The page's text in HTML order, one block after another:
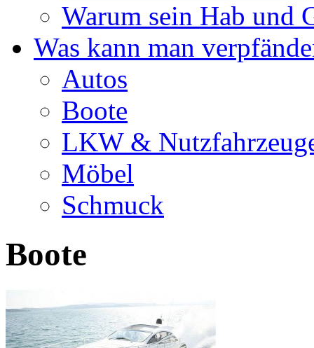
Warum sein Hab und
Was kann man
Autos
Boote
LKW &
Möbel
Schmuck
Boote